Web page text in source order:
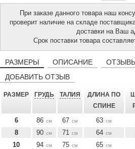
При заказе данного товара наш
проверит наличие на складе
доставки на Ваш
Срок поставки товара
РАЗМЕРЫ ОПИСАНИЕ
ДОБАВИТЬ ОТЗЫВ
РАЗМЕР ГРУДЬ ТАЛИЯ
ДЛИНА ПО
СПИНЕ
6 86 см 67 см 63 см
8 90 см 71 см 64 см
10 94 см 75 см 65 см